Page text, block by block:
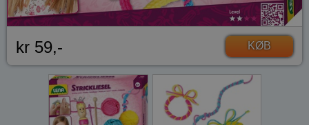
kr 59,- KØB